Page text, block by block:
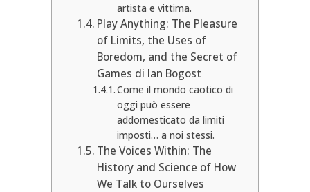
artista e vittima.
Play Anything: The Pleasure
of Limits, the Uses of
Boredom, and the Secret of
Games di Ian Bogost
Come il mondo caotico di
oggi può essere
addomesticato da limiti
imposti… a noi stessi.
The Voices Within: The
History and Science of How
We Talk to Ourselves